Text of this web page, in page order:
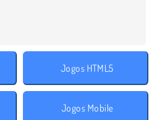
Jogos HTML5
Jogos Mobile